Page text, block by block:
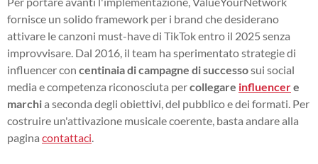
fornisce un solido framework per i brand che desiderano
attivare le canzoni must-have di TikTok entro il 2025 senza
improvvisare. Dal 2016, il team ha sperimentato strategie di
influencer con centinaia di campagne di successosui social
media e competenza riconosciuta percollegare influencere
marchia seconda degli obiettivi, del pubblico e dei formati. Per
costruire un'attivazione musicale coerente, basta andare alla
pagina contattaci.